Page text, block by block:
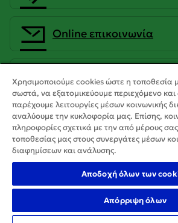
Οnline επικοινωνία
CrediaBank Ανώνυμη
Εταιρεία
Χρησιμοποιούμε cookies ώστε η τοποθεσία
σωστά, να εξατομικεύουμε περιεχόμενο και
παρέχουμε λειτουργίες μέσων κοινωνικής
αναλύουμε την κυκλοφορία μας. Επίσης,
πληροφορίες σχετικά με την από μέρους
τοποθεσίας μας στους συνεργάτες μέσων
διαφημίσεων και ανάλυσης.
Αποδοχή όλων των
Απόρριψη όλων